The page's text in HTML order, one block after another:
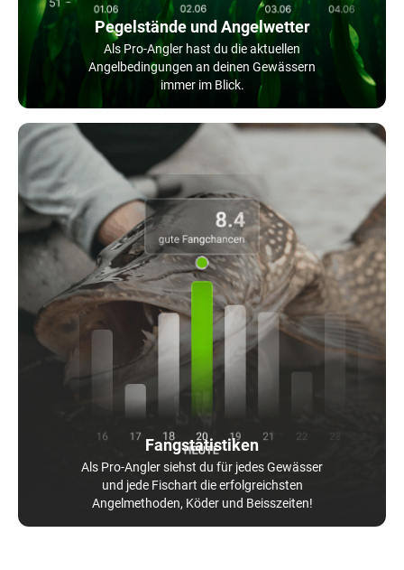
Pegelstände und Angelwetter
Als Pro-Angler hast du die aktuellen
Angelbedingungen an deinen Gewässern
immer im Blick.
Fangstatistiken
Als Pro-Angler siehst du für jedes Gewässer
und jede Fischart die erfolgreichsten
Angelmethoden, Köder und Beisszeiten!